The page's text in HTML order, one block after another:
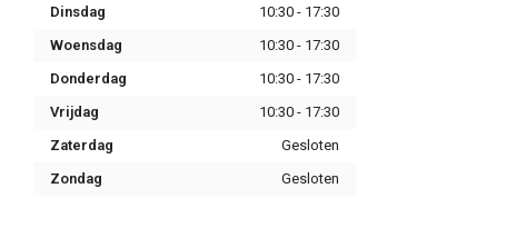
Dinsdag
10:30 - 17:30
Woensdag
10:30 - 17:30
Donderdag
10:30 - 17:30
Vrijdag
10:30 - 17:30
Zaterdag
Gesloten
Zondag
Gesloten